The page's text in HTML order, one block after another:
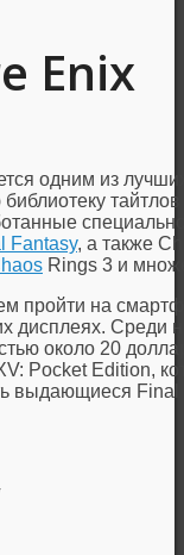
Enix
одним из
Fantasy, а также
Rings 3 и
пройти на
дисплеях. Среди
около 20
Pocket Edition,
выдающиеся